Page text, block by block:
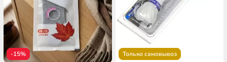
-15% Только самовывоз